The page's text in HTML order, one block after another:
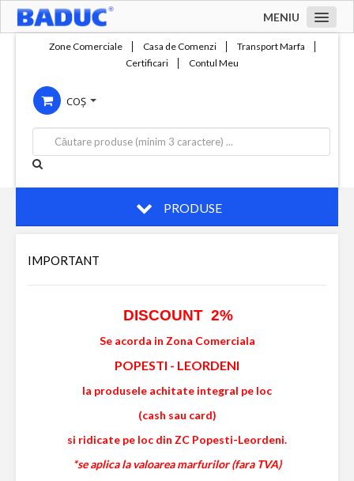
MENIU
Compania
Servicii
Productie
Contact
Zone Comerciale Casa de Comenzi
Transport Marfa
Certificari
Contul Meu
COȘ
PRODUSE
IMPORTANT
DISCOUNT 2%
Se acorda in Zona Comerciala
POPESTI - LEORDENI
la produsele achitate integral pe loc
(cash sau card)
si ridicate pe loc din ZC Popesti-Leordeni.
*se aplica la valoarea marfurilor (fara TVA)